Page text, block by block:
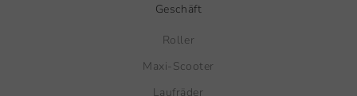
Geschäft
Roller
Maxi-Scooter
Laufräder